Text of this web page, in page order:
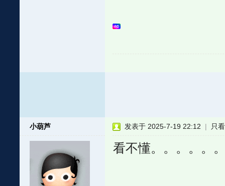
小葫芦 发表于 2025-7-19 22:12 | 只
看不懂。。。。。